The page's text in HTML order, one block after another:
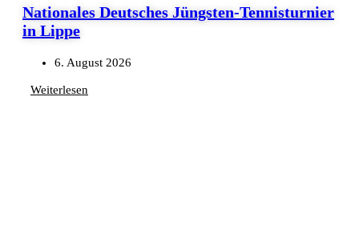
Nationales Deutsches Jüngsten-Tennisturnier
in Lippe
6. August 2026
Weiterlesen